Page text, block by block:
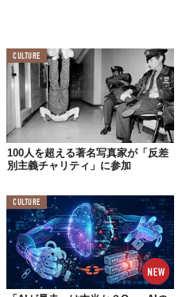
CULTURE
100人を超える著名写真家が「反差
別主義チャリティ」に参加
CULTURE